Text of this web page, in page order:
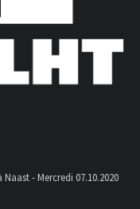
- Mercredi 07.10.2020